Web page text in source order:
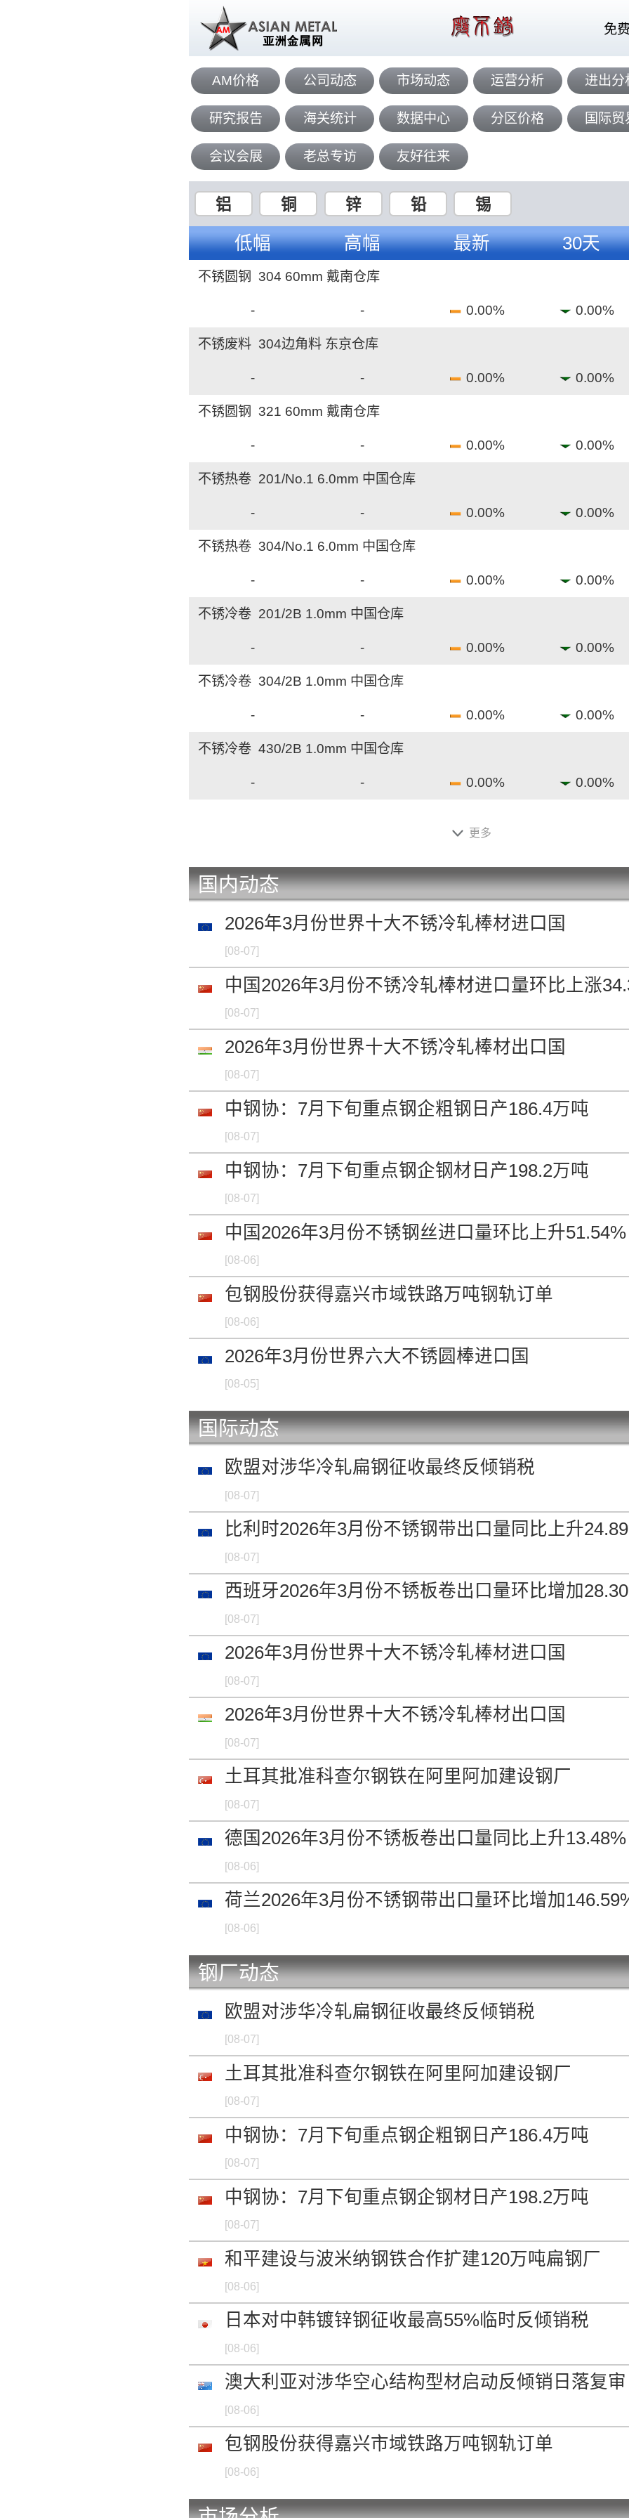
免
AM价格 公司动态 市场动态 运营分析 进出分
研究报告 海关统计 数据中心 分区价格 国际贸
会议会展 老总专访 友好往来
铝 铜 锌 铅 锡
低幅 高幅 最新 30天
不锈圆钢 304 60mm 戴南仓库
- - 0.00% 0.00%
不锈废料 304边角料 东京仓库
- - 0.00% 0.00%
不锈圆钢 321 60mm 戴南仓库
- - 0.00% 0.00%
不锈热卷 201/No.1 6.0mm 中国仓库
- - 0.00% 0.00%
不锈热卷 304/No.1 6.0mm 中国仓库
- - 0.00% 0.00%
不锈冷卷 201/2B 1.0mm 中国仓库
- - 0.00% 0.00%
不锈冷卷 304/2B 1.0mm 中国仓库
- - 0.00% 0.00%
不锈冷卷 430/2B 1.0mm 中国仓库
- - 0.00% 0.00%
不锈废料 304边角料 戴南仓库
- - 0.00%
更多
国内动态
2026年3月份世界十大不锈冷轧棒材进口国
[08-07]
中国2026年3月份不锈冷轧棒材进口量环比上涨
[08-07]
2026年3月份世界十大不锈冷轧棒材出口国
[08-07]
中钢协：7月下旬重点钢企粗钢日产186.4万吨
[08-07]
中钢协：7月下旬重点钢企钢材日产198.2万吨
[08-07]
中国2026年3月份不锈钢丝进口量环比上升51.54%
[08-06]
包钢股份获得嘉兴市域铁路万吨钢轨订单
[08-06]
2026年3月份世界六大不锈圆棒进口国
[08-05]
国际动态
欧盟对涉华冷轧扁钢征收最终反倾销税
[08-07]
比利时2026年3月份不锈钢带出口量同比上升
[08-07]
西班牙2026年3月份不锈板卷出口量环比增加
[08-07]
2026年3月份世界十大不锈冷轧棒材进口国
[08-07]
2026年3月份世界十大不锈冷轧棒材出口国
[08-07]
土耳其批准科查尔钢铁在阿里阿加建设钢厂
[08-07]
德国2026年3月份不锈板卷出口量同比上升13.48%
[08-06]
荷兰2026年3月份不锈钢带出口量环比增加
[08-06]
钢厂动态
欧盟对涉华冷轧扁钢征收最终反倾销税
[08-07]
土耳其批准科查尔钢铁在阿里阿加建设钢厂
[08-07]
中钢协：7月下旬重点钢企粗钢日产186.4万吨
[08-07]
中钢协：7月下旬重点钢企钢材日产198.2万吨
[08-07]
和平建设与波米纳钢铁合作扩建120万吨扁钢厂
[08-06]
日本对中韩镀锌钢征收最高55%临时反倾销税
[08-06]
澳大利亚对涉华空心结构型材启动反倾销日落复审
[08-06]
包钢股份获得嘉兴市域铁路万吨钢轨订单
[08-06]